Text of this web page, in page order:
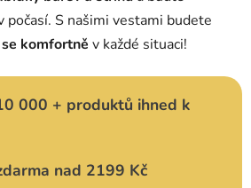
počasí. S našimi vestami budete
komfortně v každé situaci!
000 + produktů ihned k
nad 2199 Kč